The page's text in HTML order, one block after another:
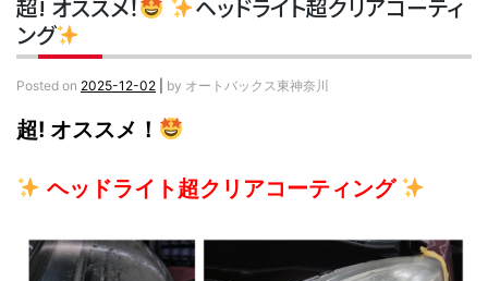
超! オススメ！
ヘッドライト超クリアコーティ
ング
Posted on 2025-12-02 by オートバックス東神奈川
超! オススメ！
ヘッドライト超クリアコーティング